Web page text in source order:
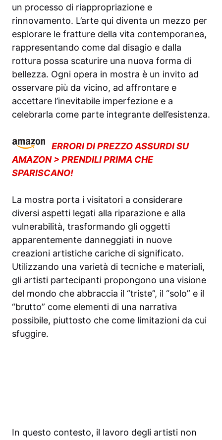
un processo di riappropriazione e
rinnovamento. L’arte qui diventa un mezzo per
esplorare le fratture della vita contemporanea,
rappresentando come dal disagio e dalla
rottura possa scaturire una nuova forma di
bellezza. Ogni opera in mostra è un invito ad
osservare più da vicino, ad affrontare e
accettare l’inevitabile imperfezione e a
celebrarla come parte integrante dell’esistenza.
ERRORI DI PREZZO ASSURDI SU
AMAZON > PRENDILI PRIMA CHE
SPARISCANO!
La mostra porta i visitatori a considerare
diversi aspetti legati alla riparazione e alla
vulnerabilità, trasformando gli oggetti
apparentemente danneggiati in nuove
creazioni artistiche cariche di significato.
Utilizzando una varietà di tecniche e materiali,
gli artisti partecipanti propongono una visione
del mondo che abbraccia il “triste”, il “solo” e il
“brutto” come elementi di una narrativa
possibile, piuttosto che come limitazioni da cui
sfuggire.
In questo contesto, il lavoro degli artisti non